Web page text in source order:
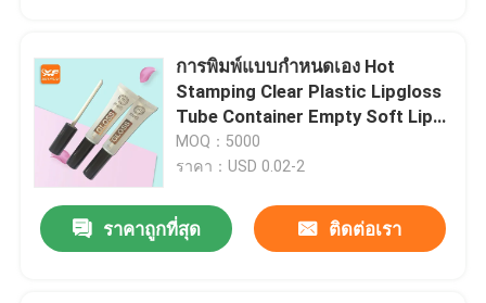
การพิมพ์แบบกําหนดเอง Hot
Stamping Clear Plastic Lipgloss
Tube Container Empty Soft Lip
Gloss Squeeze Tubes With Wand
กล่องกระจกกระจกกระจกกระจก
กระจกกระจกกระจกกระจกกระจก
กระจกกระจกกระจกกระจกกระจก
MOQ：5000
ราคา：USD 0.02-2
ราคาถูกที่สุด ติดต่อเรา